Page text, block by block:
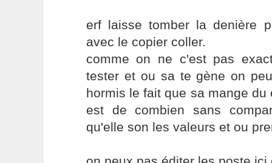
erf laisse tomber la denière
avec le copier coller.
comme on ne c'est pas
tester et ou sa te gène on
hormis le fait que sa mange
est de combien sans
qu'elle son les valeurs et ou